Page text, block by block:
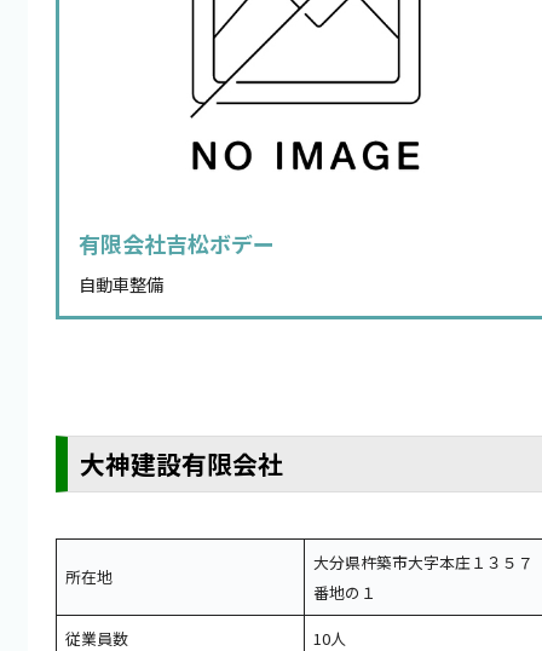
有限会社吉松ボデー
自動車整備
大神建設有限会社
所在地
大分県杵築市大字本庄１３５７
番地の１
従業員数
10人